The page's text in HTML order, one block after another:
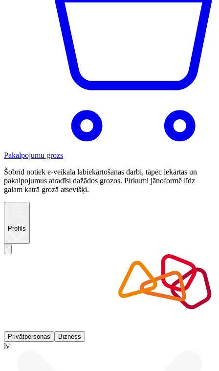
Pakalpojumu grozs
Šobrīd notiek e-veikala labiekārtošanas darbi, tāpēc iekārtas un
pakalpojumus atradīsi dažādos grozos. Pirkumi jānoformē līdz
galam katrā grozā atsevišķi.
Profils
Privātpersonas Bizness
lv